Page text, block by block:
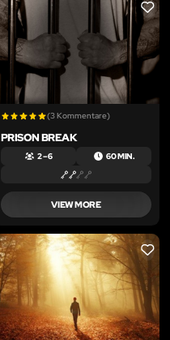
LIKE
(3 Kommentare)
PRISON BREAK
2 – 6 60 MIN.
VIEW MORE
LIKE